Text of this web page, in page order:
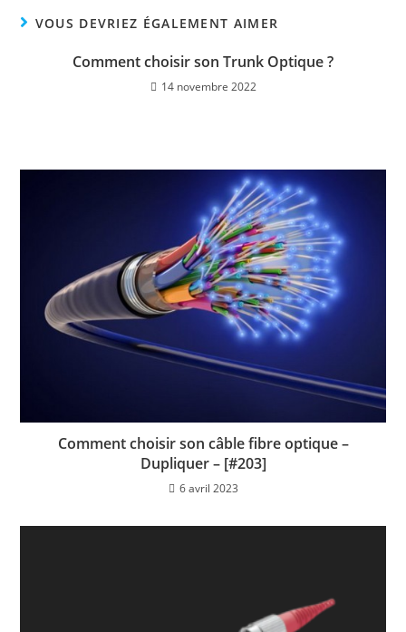
VOUS DEVRIEZ ÉGALEMENT AIMER
Comment choisir son Trunk Optique ?
14 novembre 2022
Comment choisir son câble fibre optique –
Dupliquer – [#203]
6 avril 2023